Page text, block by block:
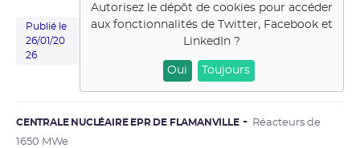
Publié le
26/01/20
26
Autorisez le dépôt de cookies pour accéder
aux fonctionnalités de Twitter, Facebook et
LinkedIn?
Oui Toujours
CENTRALE NUCLÉAIRE EPR DE FLAMANVILLE
Réacteurs de
1650 MWe